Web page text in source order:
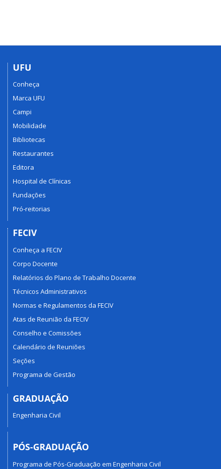
UFU
Conheça
Marca UFU
Campi
Mobilidade
Bibliotecas
Restaurantes
Editora
Hospital de Clínicas
Fundações
Pró-reitorias
FECIV
Conheça a FECIV
Corpo Docente
Relatórios do Plano de Trabalho Docente
Técnicos Administrativos
Normas e Regulamentos da FECIV
Atas de Reunião da FECIV
Conselho e Comissões
Calendário de Reuniões
Seções
Programa de Gestão
GRADUAÇÃO
Engenharia Civil
PÓS-GRADUAÇÃO
Programa de Pós-Graduação em Engenharia Civil